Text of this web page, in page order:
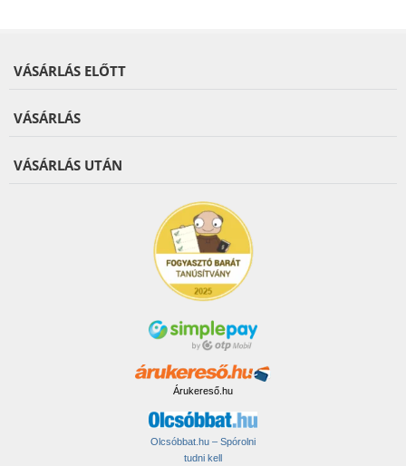
VÁSÁRLÁS ELŐTT
VÁSÁRLÁS
VÁSÁRLÁS UTÁN
Árukereső.hu
Olcsóbbat.hu – Spórolni
tudni kell